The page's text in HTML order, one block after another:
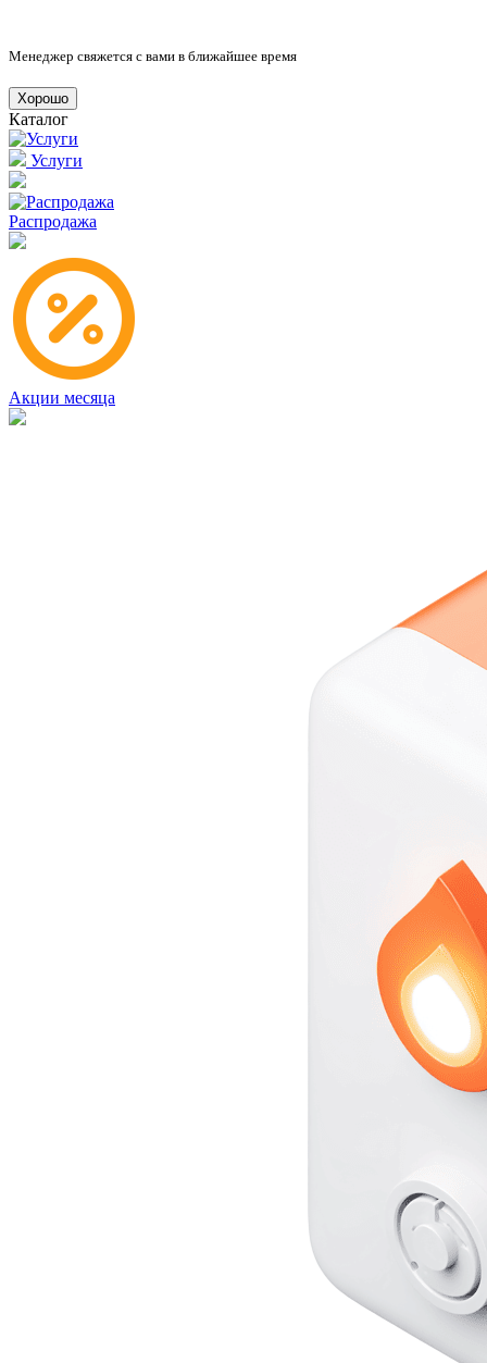
Менеджер свяжется с вами в ближайшее время
Хорошо
Каталог
Услуги
Распродажа
Акции месяца